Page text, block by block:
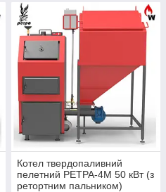
Котел твердопаливний
пелетний РЕТРА-4М 50 кВт (з
ретортним пальником)